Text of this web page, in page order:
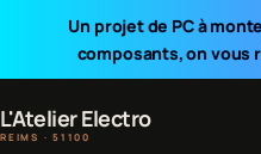
Un projet de PC à
composants, on vous
L'Atelier Electro
REIMS · 51100